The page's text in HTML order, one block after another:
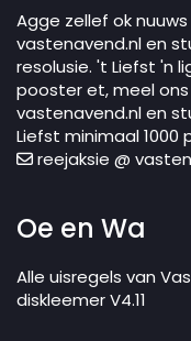
Agge zellef ok
vastenavend.nl en
resolusie. 't Liefst 'n
pooster et, meel
vastenavend.nl en
Liefst minimaal 1000
reejaksie @
Oe en Wa
Alle uisregels van
diskleemer V4.11